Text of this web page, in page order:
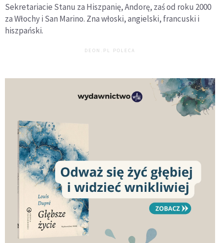
Sekretariacie Stanu za Hiszpanię, Andorę, zaś od roku 2000
za Włochy i San Marino. Zna włoski, angielski, francuski i
hiszpański.
DEON.PL POLECA